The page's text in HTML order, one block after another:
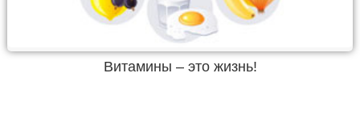
Витамины – это жизнь!